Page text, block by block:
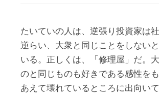
たいていの人は、逆張り投資家は
逆らい、大衆と同じことをしない
いる。正しくは、「修理屋」だ。
のと同じものも好きである感性をも
あえて壊れているところに出向い